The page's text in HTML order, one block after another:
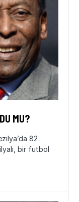
MU?
82
bir futbol